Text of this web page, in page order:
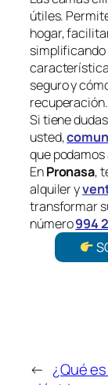
útiles.
hogar,
simplificando
seguro y
recuperación.
Si tiene
usted,
que
EnPronasa,
alquiler y
transformar
número994
← ¿Qué